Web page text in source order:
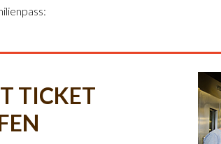
TICKET